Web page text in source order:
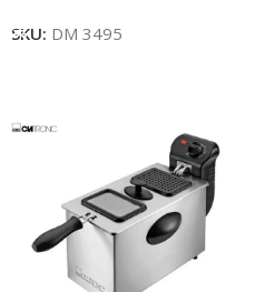
SKU: DM 3495